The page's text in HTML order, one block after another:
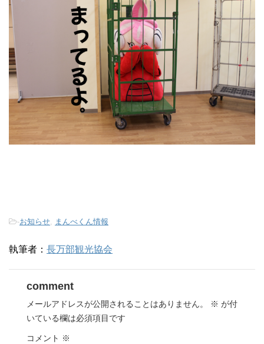
-お知らせ, まんべくん情報
執筆者： 長万部観光協会
comment
メールアドレスが公開されることはありません。 ※ が付
いている欄は必須項目です
コメント ※